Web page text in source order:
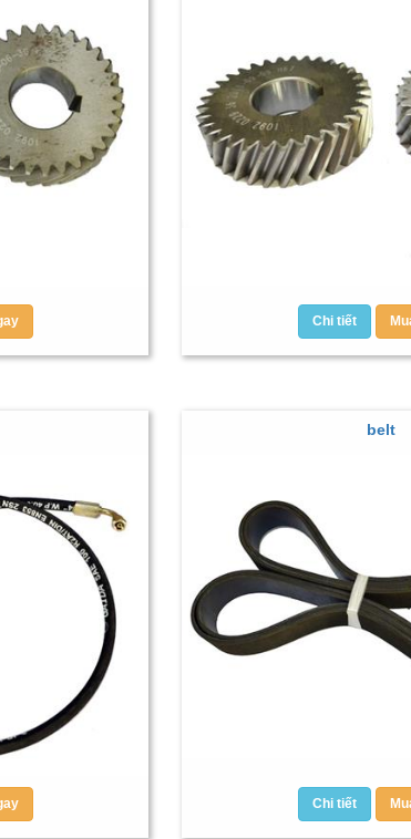
Chi tiết
belt
Chi tiết